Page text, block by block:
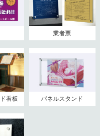
業者票
看板 パネルスタンド